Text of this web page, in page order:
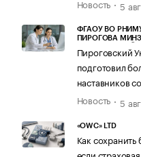
Новость
5
ФГАОУ ВО
ПИРОГОВА
Пироговский
подготовил
наставников
Новость
5
«OWC» LTD
Как
если